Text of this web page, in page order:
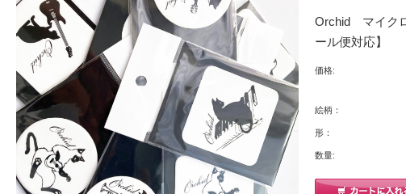
Orchid マイク
ール便対応】
価格:
絵柄：
形：
数量: